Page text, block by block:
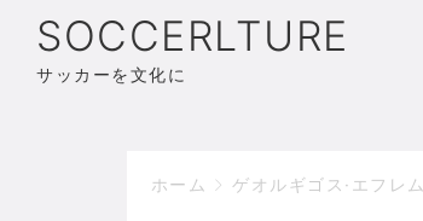
SOCCERLTURE
サッカーを文化に
ホーム ゲオルギゴス·エフレム